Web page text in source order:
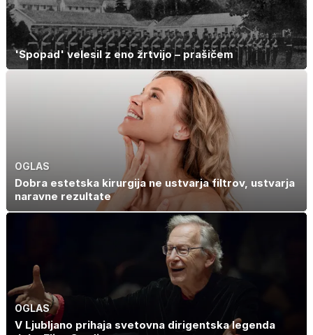
'Spopad' velesil z eno žrtvijo – prašičem
OGLAS
Dobra estetska kirurgija ne ustvarja filtrov, ustvarja
naravne rezultate
OGLAS
V Ljubljano prihaja svetovna dirigentska legenda